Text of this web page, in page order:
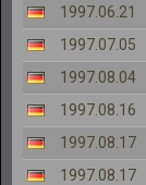
1997.06.21
1997.07.05
1997.08.04
1997.08.16
1997.08.17
1997.08.17